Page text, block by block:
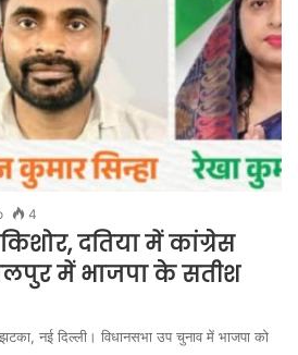
4
दतिया में कांग्रेस
में भाजपा के सतीश
नई दिल्ली। विधानसभा उप चुनाव में भाजपा को